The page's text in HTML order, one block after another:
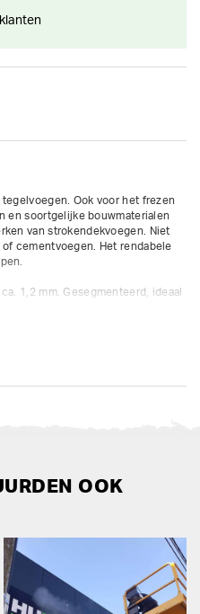
klanten
Ook voor het frezen
en soortgelijke bouwmaterialen
van strokendekvoegen. Niet
cementvoegen. Het rendabele
1,2 mm. Gesegmenteerd, ideaal
OOK